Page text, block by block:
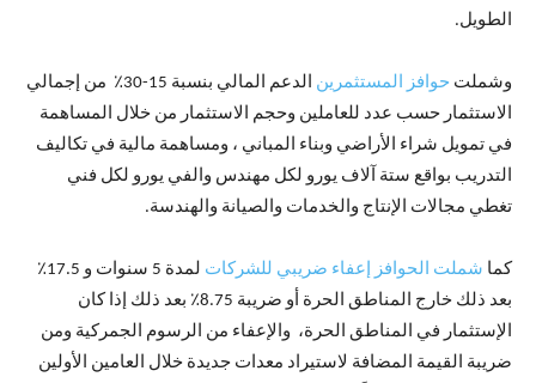
الطويل.
وشملت حوافز المستثمرين
الدعم المالي بنسبة 15-30٪ من إجمالي
الاستثمار حسب عدد للعاملين وحجم الاستثمار من خلال المساهمة
في تمويل شراء الأراضي وبناء المباني ، ومساهمة مالية في تكاليف
التدريب بواقع ستة آلاف يورو لكل مهندس والفي يورو لكل فني
تغطي مجالات الإنتاج والخدمات والصيانة والهندسة.
كما شملت الحوافز إعفاء ضريبي للشركات
لمدة 5 سنوات و 17.5٪
بعد ذلك خارج المناطق الحرة أو ضريبة 8.75٪ بعد ذلك إذا كان
الإستثمار في المناطق الحرة، والإعفاء من الرسوم الجمركية ومن
ضريبة القيمة المضافة لاستيراد معدات جديدة خلال العامين الأولين